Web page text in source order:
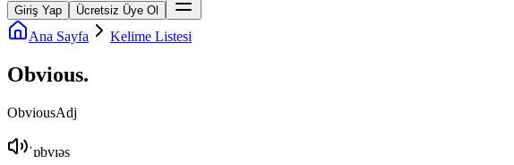
Giriş Yap Ücretsiz Üye Ol
Ana Sayfa Kelime Listesi
Obvious.
ObviousAdj
ˈɒbvɪəs